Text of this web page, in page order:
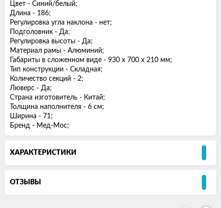
Цвет - Синий/белый;
Длина - 186;
Регулировка угла наклона - нет;
Подголовник - Да;
Регулировка высоты - Да;
Материал рамы - Алюминий;
Габариты в сложенном виде - 930 х 700 х 210 мм;
Тип конструкции - Складная;
Количество секций - 2;
Люверс - Да;
Страна изготовитель - Китай;
Толщина наполнителя - 6 см;
Ширина - 71;
Бренд - Мед-Мос;
ХАРАКТЕРИСТИКИ
ОТЗЫВЫ